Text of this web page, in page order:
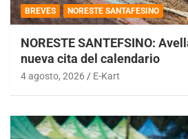
BREVES NORESTE SANTAFESINO
NORESTE SANTEFSINO:
nueva cita del calendario
4 agosto, 2026 E-Kart